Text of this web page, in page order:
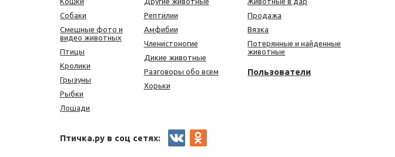
Собаки
Смешные фото и
видео животных
Птицы
Кролики
Грызуны
Рыбки
Лошади
Рептилии
Амфибии
Членистоногие
Дикие животные
Разговоры обо всем
Хорьки
Продажа
Вязка
Потерянные и найденные
животные
Пользователи
Птичка.ру в соц сетях: